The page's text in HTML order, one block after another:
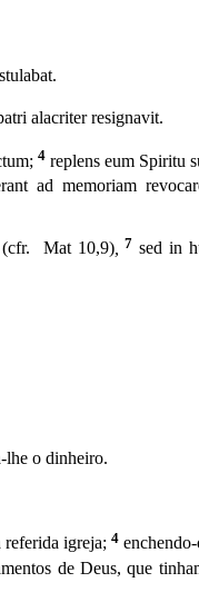
alacriter resignavit.
4 replens eum Spiritu
ad memoriam
(cfr. Mat 10,9), 7 sed in
lhe o dinheiro.
referida igreja; 4
de Deus, que